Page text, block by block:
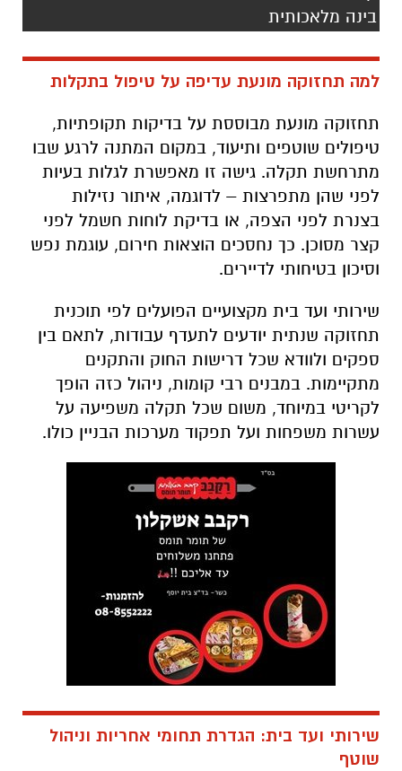
בינה מלאכותית
למה תחזוקה מונעת עדיפה על טיפול בתקלות
תחזוקה מונעת מבוססת על בדיקות תקופתיות,
טיפולים שוטפים ותיעוד, במקום המתנה לרגע שבו
מתרחשת תקלה. גישה זו מאפשרת לגלות בעיות
לפני שהן מתפרצות – לדוגמה, איתור נזילות
בצנרת לפני הצפה, או בדיקת לוחות חשמל לפני
קצר מסוכן. כך נחסכים הוצאות חירום, עוגמת נפש
וסיכון בטיחותי לדיירים.
שירותי ועד בית מקצועיים הפועלים לפי תוכנית
תחזוקה שנתית יודעים לתעדף עבודות, לתאם בין
ספקים ולוודא שכל דרישות החוק והתקנים
מתקיימות. במבנים רבי קומות, ניהול כזה הופך
לקריטי במיוחד, משום שכל תקלה משפיעה על
עשרות משפחות ועל תפקוד מערכות הבניין כולו.
שירותי ועד בית: הגדרת תחומי אחריות וניהול
שוטף